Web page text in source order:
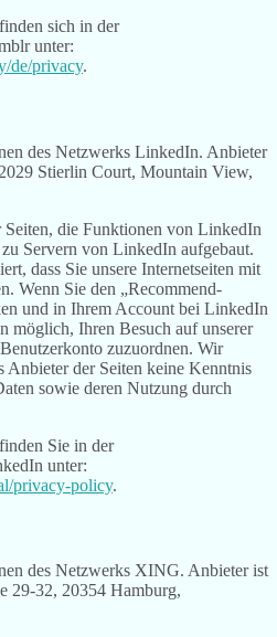
sich in der
unter:
de/privacy.
des Netzwerks LinkedIn. Anbieter
Stierlin Court, Mountain View,
die Funktionen von LinkedIn
Servern von LinkedIn aufgebaut.
dass Sie unsere Internetseiten mit
Wenn Sie den „Recommend-
und in Ihrem Account bei LinkedIn
möglich, Ihren Besuch auf unserer
zuzuordnen. Wir
Anbieter der Seiten keine Kenntnis
sowie deren Nutzung durch
Sie in der
unter:
privacy-policy.
des Netzwerks XING. Anbieter ist
29-32, 20354 Hamburg,